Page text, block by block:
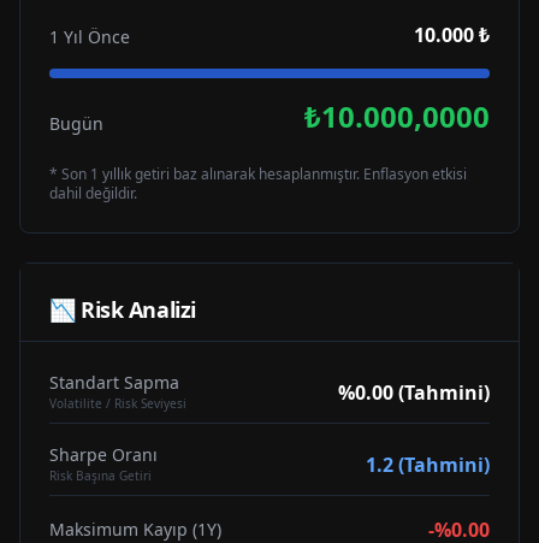
1 Yıl Önce 10.000 ₺
Bugün ₺10.000,0000
* Son 1 yıllık getiri baz alınarak hesaplanmıştır. Enflasyon etkisi
dahil değildir.
📉 Risk Analizi
Standart Sapma
Volatilite / Risk Seviyesi %0.00 (Tahmini)
Sharpe Oranı
Risk Başına Getiri 1.2 (Tahmini)
Maksimum Kayıp (1Y) -%0.00